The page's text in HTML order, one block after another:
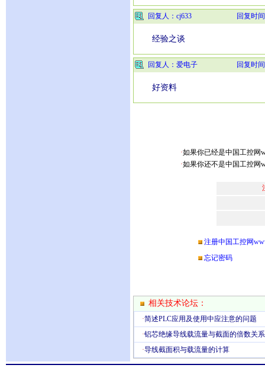
回复人：cj633 回复时
经验之谈
回复人：爱电子 回复时
好资料
·如果你已经是中国工控网
·如果你还不是中国工控网
注册中国工控网
忘记密码
相关技术论坛：
·简述PLC应用及使用中应注意的问题
·铝芯绝缘导线载流量与截面的倍数关系
·导线截面积与载流量的计算